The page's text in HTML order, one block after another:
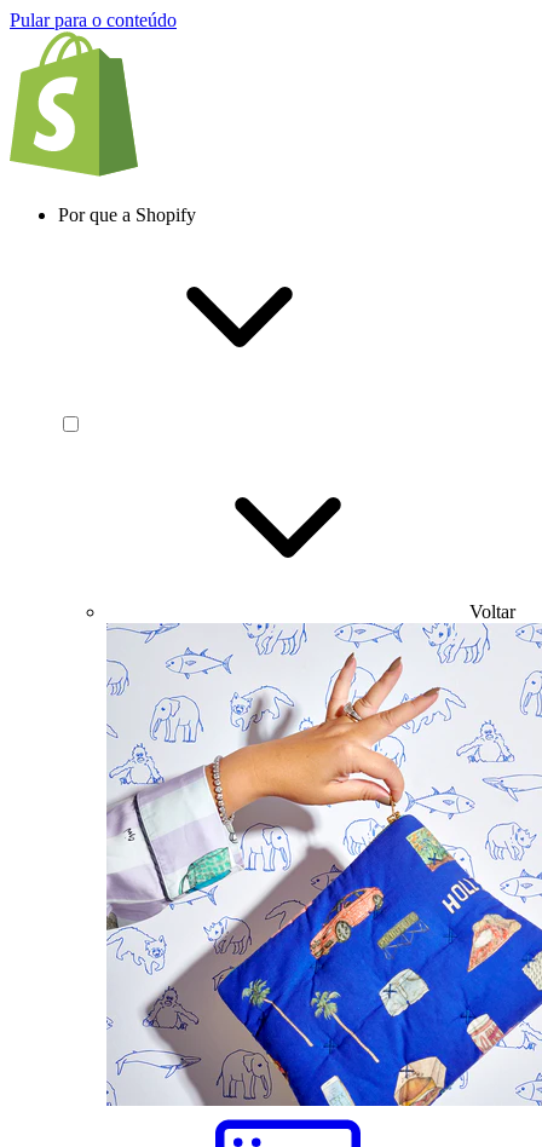
Pular para o conteúdo
Por que a Shopify
Voltar